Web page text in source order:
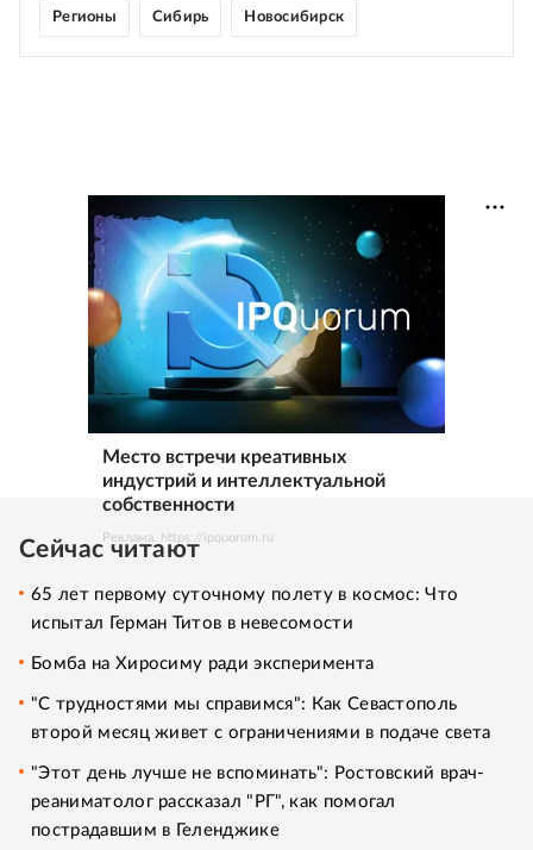
Регионы Сибирь Новосибирск
Место встречи креативных
индустрий и интеллектуальной
собственности
Реклама. https://ipquorum.ru
Сейчас читают
65 лет первому суточному полету в космос: Что
испытал Герман Титов в невесомости
Бомба на Хиросиму ради эксперимента
"С трудностями мы справимся": Как Севастополь
второй месяц живет с ограничениями в подаче света
"Этот день лучше не вспоминать": Ростовский врач-
реаниматолог рассказал "РГ", как помогал
пострадавшим в Геленджике